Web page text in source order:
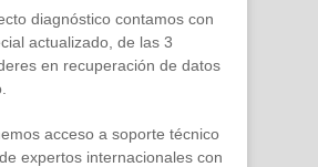
diagnóstico contamos con
actualizado, de las 3
en recuperación de datos
acceso a soporte técnico
expertos internacionales con